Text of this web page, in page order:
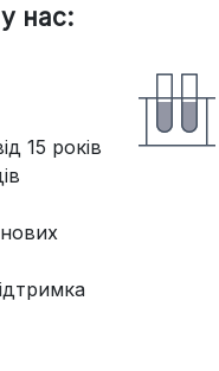
нас:
15 років